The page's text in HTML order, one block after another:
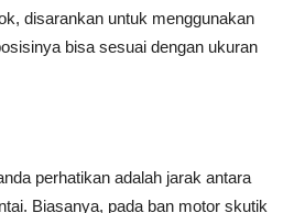
disarankan untuk menggunakan
bisa sesuai dengan ukuran
perhatikan adalah jarak antara
Biasanya, pada ban motor skutik